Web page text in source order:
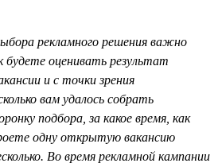
рекламного решения важно
будете оценивать результат
и с точки зрения
вам удалось собрать
подбора, за какое время, как
одну открытую вакансию
Во время рекламной кампании